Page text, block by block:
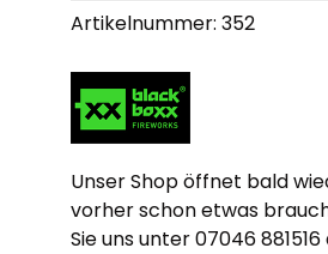
Artikelnummer: 352
Unser Shop öffnet bald
vorher schon etwas
Sie uns unter 07046